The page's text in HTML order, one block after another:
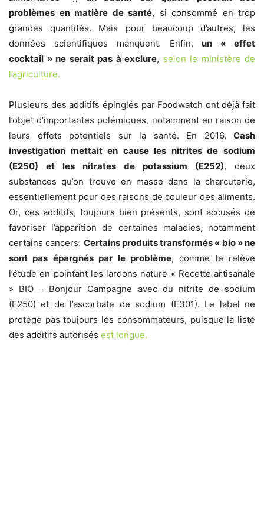
problèmes en matière de santé, si consommé en trop
grandes quantités. Mais pour beaucoup d’autres, les
données scientifiques manquent. Enfin,un « effet
cocktail » ne serait pas à exclure, selon le ministère de
l’agriculture.
Plusieurs des additifs épinglés par Foodwatch ont déjà fait
l’objet d’importantes polémiques, notamment en raison de
leurs effets potentiels sur la santé. En 2016, Cash
investigation mettait en cause les nitrites de sodium
(E250) et les nitrates de potassium (E252), deux
substances qu’on trouve en masse dans la charcuterie,
essentiellement pour des raisons de couleur des aliments.
Or, ces additifs, toujours bien présents, sont accusés de
favoriser l’apparition de certaines maladies, notamment
certains cancers. Certains produits transformés « bio » ne
sont pas épargnés par le problème, comme le relève
l’étude en pointant les lardons nature « Recette artisanale
» BIO – Bonjour Campagne avec du nitrite de sodium
(E250) et de l’ascorbate de sodium (E301). Le label ne
protège pas toujours les consommateurs, puisque la liste
des additifs autorisés est longue.